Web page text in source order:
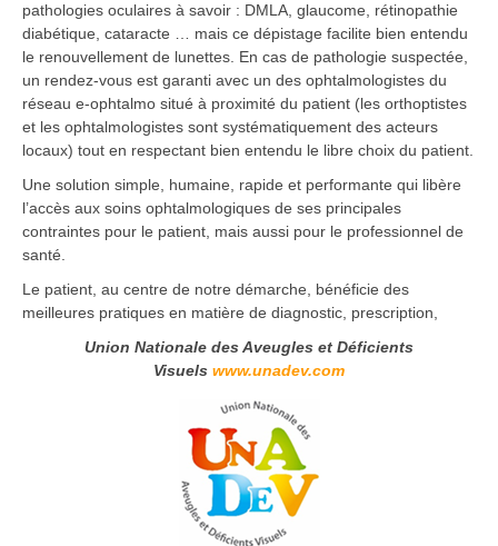
pathologies oculaires à savoir : DMLA, glaucome, rétinopathie
diabétique, cataracte … mais ce dépistage facilite bien entendu
le renouvellement de lunettes. En cas de pathologie suspectée,
un rendez-vous est garanti avec un des ophtalmologistes du
réseau e-ophtalmo situé à proximité du patient (les orthoptistes
et les ophtalmologistes sont systématiquement des acteurs
locaux) tout en respectant bien entendu le libre choix du patient.
Une solution simple, humaine, rapide et performante qui libère
l’accès aux soins ophtalmologiques de ses principales
contraintes pour le patient, mais aussi pour le professionnel de
santé.
Le patient, au centre de notre démarche, bénéficie des
meilleures pratiques en matière de diagnostic, prescription,
Union Nationale des Aveugles et Déficients
Visuels www.unadev.com